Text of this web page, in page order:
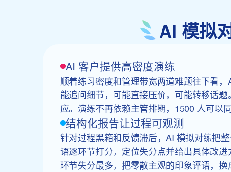
AI 模拟
AI 客户提供高密度演练
顺着练习密度和管理带宽两道难题往下看
能追问细节，可能直接压价，可能转移话
应。演练不再依赖主管排期，1500 人可以
结构化报告让过程可观测
针对过程黑箱和反馈滞后，AI 模拟对练把
语逐环节打分，定位失分点并给出具体改
环节失分最多，把零散主观的印象评语，